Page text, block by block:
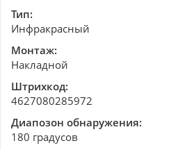
Тип:
Инфракрасный
Монтаж:
Накладной
Штрихкод:
4627080285972
Диапозон обнаружения:
180 градусов